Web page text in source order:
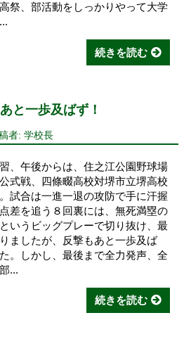
祭、部活動をしっかりやって大学
続きを読む
と一歩及ばず！
者: 学校長
、午後からは、住之江公園野球場
式戦、四條畷高校対堺市立堺高校
試合は一進一退の攻防で手に汗握
差を追う８回裏には、無死満塁の
いうビッグプレーで切り抜け、最
ましたが、反撃もあと一歩及ば
。しかし、最後まで全力発声、全
...
続きを読む